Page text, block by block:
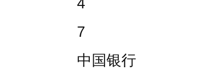
7
中国银行